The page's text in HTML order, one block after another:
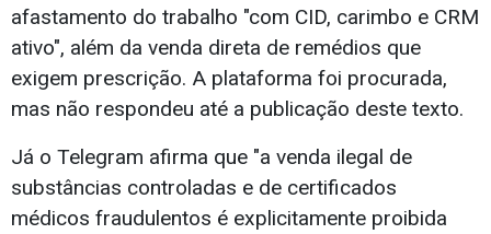
afastamento do trabalho "com CID, carimbo e CRM
ativo", além da venda direta de remédios que
exigem prescrição. A plataforma foi procurada,
mas não respondeu até a publicação deste texto.
Já o Telegram afirma que "a venda ilegal de
substâncias controladas e de certificados
médicos fraudulentos é explicitamente proibida